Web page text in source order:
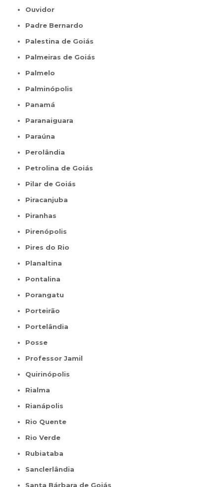
Ouvidor
Padre Bernardo
Palestina de Goiás
Palmeiras de Goiás
Palmelo
Palminópolis
Panamá
Paranaiguara
Paraúna
Perolândia
Petrolina de Goiás
Pilar de Goiás
Piracanjuba
Piranhas
Pirenópolis
Pires do Rio
Planaltina
Pontalina
Porangatu
Porteirão
Portelândia
Posse
Professor Jamil
Quirinópolis
Rialma
Rianápolis
Rio Quente
Rio Verde
Rubiataba
Sanclerlândia
Santa Bárbara de Goiás